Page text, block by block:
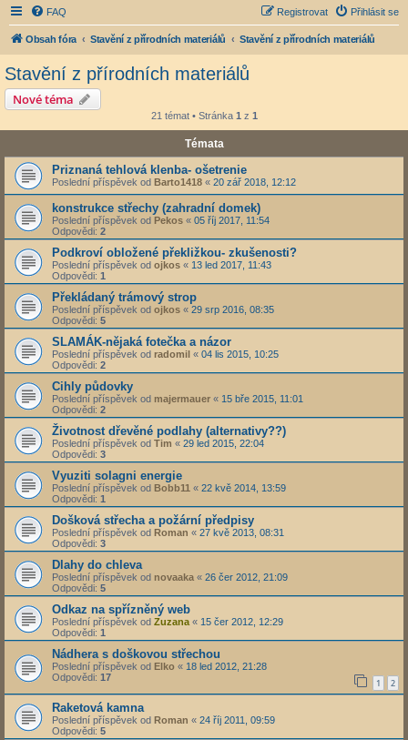
FAQ Přihlásit se
Registrovat
Obsah fóra Stavění z přírodních materiálů Stavění z přírodních materiálů
Stavění z přírodních materiálů
Nové téma
21 témat • Stránka 1 z 1
Témata
Priznaná tehlová klenba- ošetrenie
Poslední příspěvek od Barto1418 « 20 zář 2018, 12:12
konstrukce střechy (zahradní domek)
Poslední příspěvek od Pekos « 05 říj 2017, 11:54
Odpovědi: 2
Podkroví obložené překližkou- zkušenosti?
Poslední příspěvek od ojkos « 13 led 2017, 11:43
Odpovědi: 1
Překládaný trámový strop
Poslední příspěvek od ojkos « 29 srp 2016, 08:35
Odpovědi: 5
SLAMÁK-nějaká fotečka a názor
Poslední příspěvek od radomil « 04 lis 2015, 10:25
Odpovědi: 2
Cihly půdovky
Poslední příspěvek od majermauer « 15 bře 2015, 11:01
Odpovědi: 2
Životnost dřevěné podlahy (alternativy??)
Poslední příspěvek od Tim « 29 led 2015, 22:04
Odpovědi: 3
Vyuziti solagni energie
Poslední příspěvek od Bobb11 « 22 kvě 2014, 13:59
Odpovědi: 1
Došková střecha a požární předpisy
Poslední příspěvek od Roman « 27 kvě 2013, 08:31
Odpovědi: 3
Dlahy do chleva
Poslední příspěvek od novaaka « 26 čer 2012, 21:09
Odpovědi: 5
Odkaz na spřízněný web
Poslední příspěvek od Zuzana « 15 čer 2012, 12:29
Odpovědi: 1
Nádhera s doškovou střechou
Poslední příspěvek od Elko « 18 led 2012, 21:28
Odpovědi: 17 1 2
Raketová kamna
Poslední příspěvek od Roman « 24 říj 2011, 09:59
Odpovědi: 5